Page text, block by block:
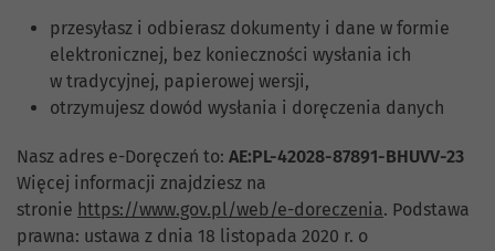
przesyłasz i odbierasz dokumenty i dane w formie
elektronicznej, bez konieczności wysłania ich
w tradycyjnej, papierowej wersji,
otrzymujesz dowód wysłania i doręczenia danych
Nasz adres e-Doręczeń to: AE:PL-42028-87891-BHUVV-23
Więcej informacji znajdziesz na
stronie https://www.gov.pl/web/e-doreczenia. Podstawa
prawna: ustawa z dnia 18 listopada 2020 r. o